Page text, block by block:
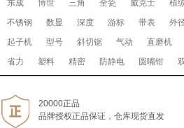
东成
博世 三角 全瓷 威克士 植
不锈钢
数显 深度 游标 带表 外
起子机
型号 斜切锯 气动 直磨机
省力
塑料 精密 防静电 圆嘴钳
20000正品
品牌授权正品保证，仓库现货直发